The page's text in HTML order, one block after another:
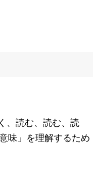
、読む、読む、読
味」を理解するため